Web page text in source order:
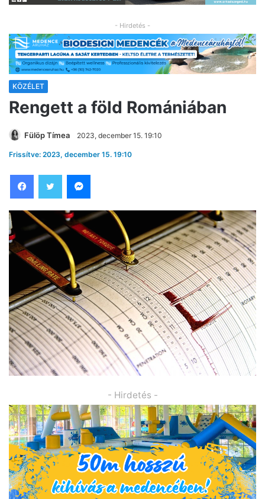
- Hirdetés -
KÖZÉLET
Rengett a föld Romániában
Fülöp Tímea 2023, december 15. 19:10
Frissítve: 2023, december 15. 19:10
- Hirdetés -